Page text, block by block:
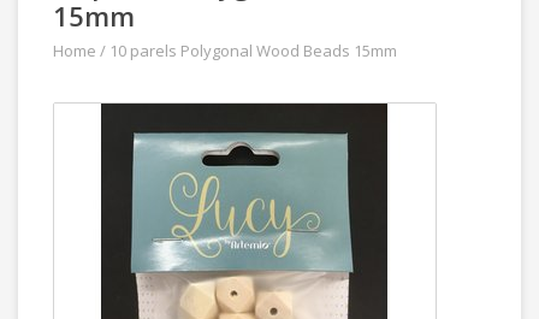
15mm
Home / 10 parels Polygonal Wood Beads 15mm